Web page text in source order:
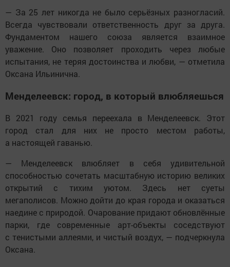
— За 25 лет никогда не было серьёзных разногласий.
Всегда чувствовали ответственность друг за друга.
Фундаментом нашего союза является взаимное
уважение. Оно позволяет проходить через любые
испытания, не теряя достоинства и любви, — отметила
Оксана Ильинична.
Менделеевск: город, в который влюбляешься
В 2021 году семья переехала в Менделеевск. Этот
город стал для них не просто местом работы,
а настоящей гаванью.
— Менделеевск влюбляет в себя удивительной
способностью сочетать масштабную историю великих
открытий с тихим уютом. Здесь нет суеты
мегаполисов. Можно дойти до края города и оказаться
наедине с природой. Очарование придают обновлённые
парки, где современные арт-объекты соседствуют
с тенистыми аллеями, и чистый воздух, — подчеркнула
Оксана.